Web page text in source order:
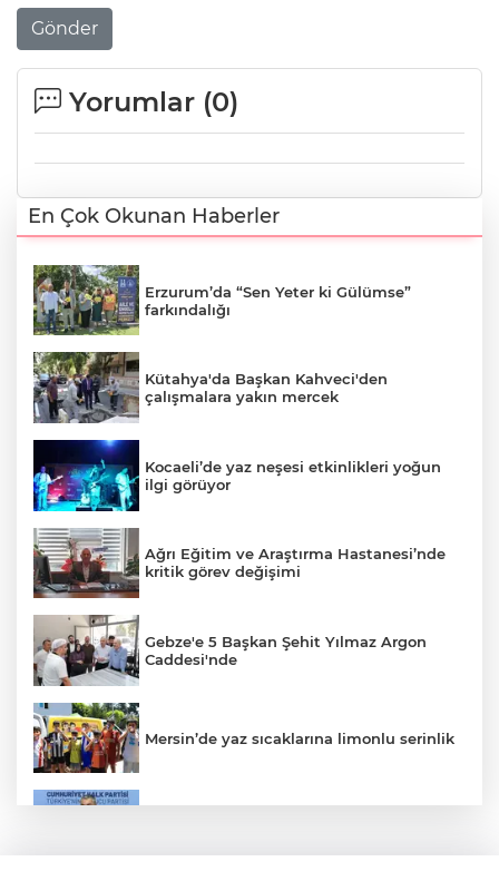
Gönder
Yorumlar (0)
En Çok Okunan Haberler
Erzurum’da “Sen Yeter ki Gülümse”
farkındalığı
Kütahya'da Başkan Kahveci'den
çalışmalara yakın mercek
Kocaeli’de yaz neşesi etkinlikleri yoğun
ilgi görüyor
Ağrı Eğitim ve Araştırma Hastanesi’nde
kritik görev değişimi
Gebze'e 5 Başkan Şehit Yılmaz Argon
Caddesi'nde
Mersin’de yaz sıcaklarına limonlu serinlik